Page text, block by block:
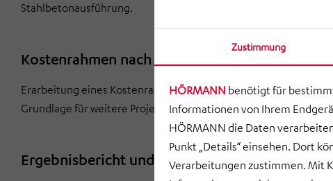
Zustimmung
HÖRMANN benötigt für
Informationen von Ihrem
HÖRMANN die Daten
Punkt „Details“ einsehen. Dort
Verarbeitungen zustimmen. Mit
Stahlbetonausführung.
Kostenrahmen nach DIN 276
Erarbeitung eines Kostenrahmens nach DIN 276 (Norm des
Grundlage für weitere Projektphasen.
Ergebnisbericht und Dokumentation